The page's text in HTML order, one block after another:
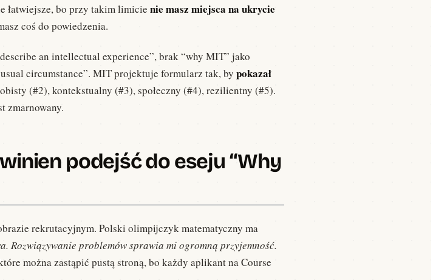
łatwiejsze, bo przy takim limicie nie masz miejsca na ukrycie
coś do powiedzenia.
an intellectual experience”, brak “why MIT” jako
circumstance”. MIT projektuje formularz tak, by pokazał
(#2), kontekstualny (#3), społeczny (#4), rezilientny (#5).
zmarnowany.
podejść do eseju “Why
rekrutacyjnym. Polski olimpijczyk matematyczny ma
Rozwiązywanie problemów sprawia mi ogromną przyjemność.
można zastąpić pustą stroną, bo każdy aplikant na Course